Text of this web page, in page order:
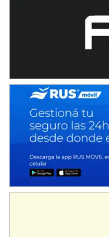
SUR SANTAFESINO - F4
Rufino (Santa Fe)
TUCUMANO - F5
El Timbó (Tucumán)